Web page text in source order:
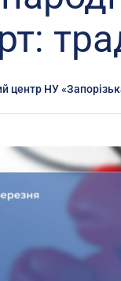
центр НУ